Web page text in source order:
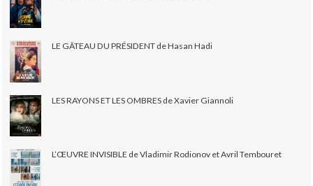
LE GÂTEAU DU PRÉSIDENT de Hasan Hadi
LES RAYONS ET LES OMBRES de Xavier Giannoli
L’ŒUVRE INVISIBLE de Vladimir Rodionov et Avril Tembouret